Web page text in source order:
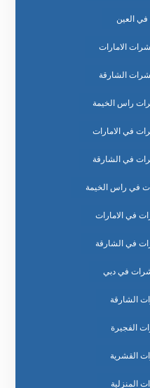
العين
الامارات
الشارقة
راس الخيمة
في الامارات
في الشارقة
في راس الخيمة
في الامارات
في الشارقة
في دبي
الشارقة
الفجيرة
القشرية
المنزلية